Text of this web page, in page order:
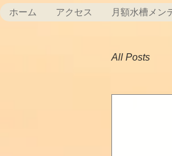
ホーム アクセス 月額水槽メン
All Posts